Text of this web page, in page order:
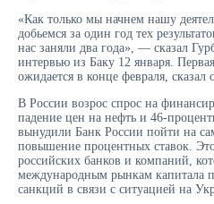
«Как только мы начнем нашу
добьемся за один год тех
нас заняли два года», — сказал
интервью из Баку 12 января.
ожидается в конце февраля, сказал
В России возрос спрос на
падение цен на нефть и 46-
вынудили Банк России пойти на
повышение процентных ставок.
российских банков и компаний,
международным рынкам капитала
санкций в связи с ситуацией на